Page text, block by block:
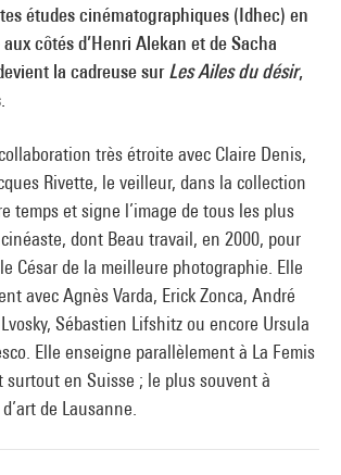
études cinématographiques (Idhec) en
côtés d’Henri Alekan et de Sacha
la cadreuse surLes Ailes du désir,
très étroite avec Claire Denis,
Rivette, le veilleur, dans la collection
temps et signe l’image de tous les plus
dont Beau travail, en 2000, pour
César de la meilleure photographie. Elle
avec Agnès Varda, Erick Zonca, André
Sébastien Lifshitz ou encore Ursula
Elle enseigne parallèlement à La Femis
surtout en Suisse ; le plus souvent à
de Lausanne.